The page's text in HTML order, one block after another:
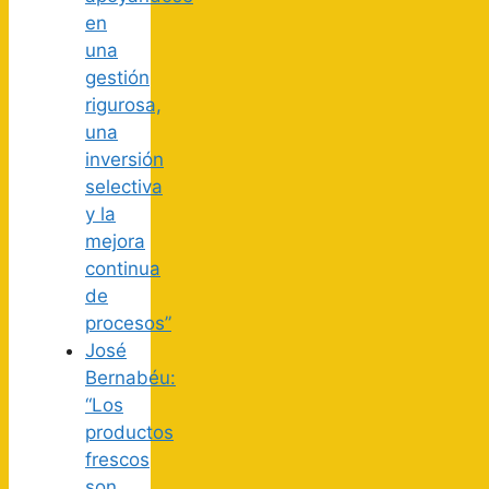
en
una
gestión
rigurosa,
una
inversión
selectiva
y la
mejora
continua
de
procesos”
José
Bernabéu:
“Los
productos
frescos